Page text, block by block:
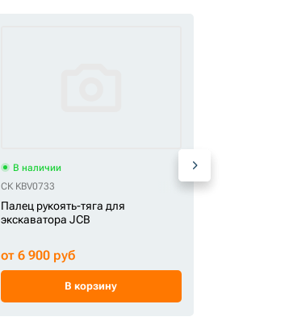
В наличии
СК KBV0733
Палец рукоять-тяга для
экскаватора JCB
от 6 900 руб
В корзину